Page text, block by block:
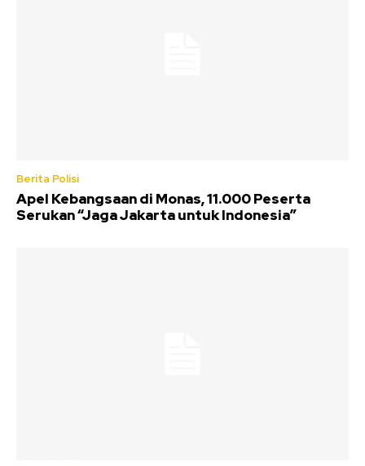
Berita Polisi
Apel Kebangsaan di Monas, 11.000 Peserta
Serukan “Jaga Jakarta untuk Indonesia”